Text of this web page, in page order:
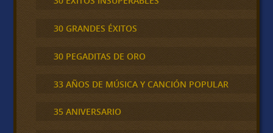
30 GRANDES ÉXITOS
30 PEGADITAS DE ORO
33 AÑOS DE MÚSICA Y CANCIÓN POPULAR
35 ANIVERSARIO